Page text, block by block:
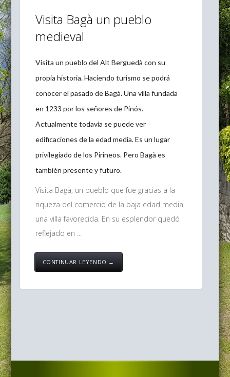
Visita Bagà un pueblo
medieval
Visita un pueblo del Alt Berguedà con su
propia historia. Haciendo turismo se podrá
conocer el pasado de Bagà. Una villa fundada
en 1233 por los señores de Pinós.
Actualmente todavía se puede ver
edificaciones de la edad media. Es un lugar
privilegiado de los Pirineos. Pero Bagà es
también presente y futuro.
Visita Bagà, un pueblo que fue gracias a la
riqueza del comercio de la baja edad media
una villa favorecida. En su esplendor quedó
reflejado en ...
CONTINUAR LEYENDO →